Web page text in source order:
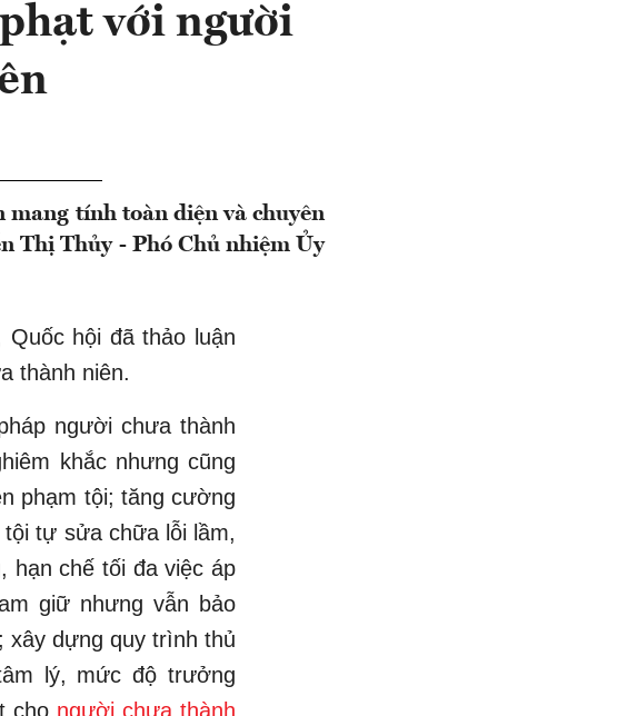
với người
mang tính toàn diện và chuyên
Thị Thủy - Phó Chủ nhiệm Ủy
hội đã thảo luận
thành niên.
người chưa thành
khắc nhưng cũng
phạm tội; tăng cường
tự sửa chữa lỗi lầm,
hạn chế tối đa việc áp
giữ nhưng vẫn bảo
xây dựng quy trình thủ
lý, mức độ trưởng
cho người chưa thành